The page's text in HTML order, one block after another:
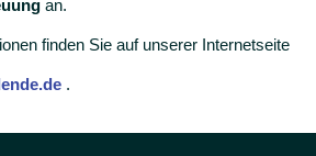
an.
finden Sie auf unserer Internetseite
.